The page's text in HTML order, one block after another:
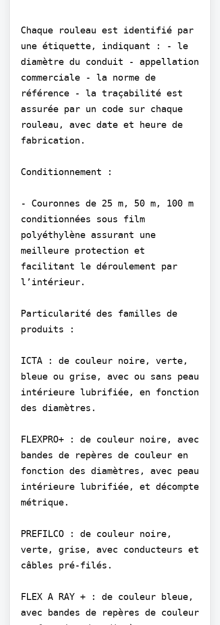
Chaque rouleau est identifié par
une étiquette, indiquant : - le
diamètre du conduit - appellation
commerciale - la norme de
référence - la traçabilité est
assurée par un code sur chaque
rouleau, avec date et heure de
fabrication.
Conditionnement :
- Couronnes de 25 m, 50 m, 100 m
conditionnées sous film
polyéthylène assurant une
meilleure protection et
facilitant le déroulement par
l’intérieur.
Particularité des familles de
produits :
ICTA : de couleur noire, verte,
bleue ou grise, avec ou sans peau
intérieure lubrifiée, en fonction
des diamètres.
FLEXPRO+ : de couleur noire, avec
bandes de repères de couleur en
fonction des diamètres, avec peau
intérieure lubrifiée, et décompte
métrique.
PREFILCO : de couleur noire,
verte, grise, avec conducteurs et
câbles pré-filés.
FLEX A RAY + : de couleur bleue,
avec bandes de repères de couleur